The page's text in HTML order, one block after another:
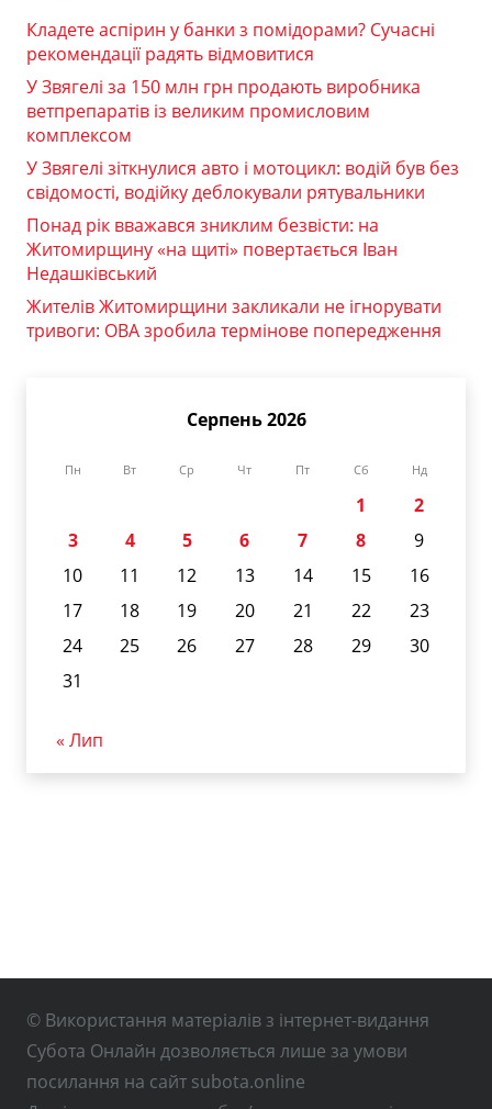
Кладете аспірин у банки з помідорами? Сучасні
рекомендації радять відмовитися
У Звягелі за 150 млн грн продають виробника
ветпрепаратів із великим промисловим
комплексом
У Звягелі зіткнулися авто і мотоцикл: водій був без
свідомості, водійку деблокували рятувальники
Понад рік вважався зниклим безвісти: на
Житомирщину «на щиті» повертається Іван
Недашківський
Жителів Житомирщини закликали не ігнорувати
тривоги: ОВА зробила термінове попередження
Серпень 2026
Пн Вт Ср Чт Пт Сб Нд
1
2
3
4 5 6 7 8
9
10
11 12 13 14 15
16
17
18 19 20 21 22
23
24
25 26 27 28 29
30
31
« Лип
© Використання матеріалів з інтернет-видання
Субота Онлайн дозволяється лише за умови
посилання на сайт subota.online